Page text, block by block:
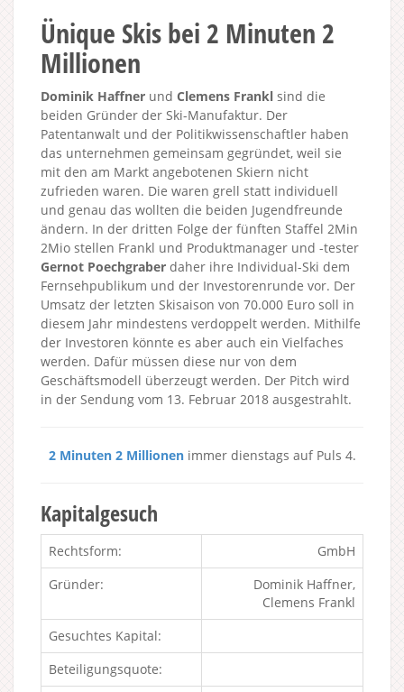
Ünique Skis bei 2 Minuten 2
Millionen
Dominik Haffner und Clemens Frankl sind die
beiden Gründer der Ski-Manufaktur. Der
Patentanwalt und der Politikwissenschaftler haben
das unternehmen gemeinsam gegründet, weil sie
mit den am Markt angebotenen Skiern nicht
zufrieden waren. Die waren grell statt individuell
und genau das wollten die beiden Jugendfreunde
ändern. In der dritten Folge der fünften Staffel 2Min
2Mio stellen Frankl und Produktmanager und -tester
Gernot Poechgraber daher ihre Individual-Ski dem
Fernsehpublikum und der Investorenrunde vor. Der
Umsatz der letzten Skisaison von 70.000 Euro soll in
diesem Jahr mindestens verdoppelt werden. Mithilfe
der Investoren könnte es aber auch ein Vielfaches
werden. Dafür müssen diese nur von dem
Geschäftsmodell überzeugt werden. Der Pitch wird
in der Sendung vom 13. Februar 2018 ausgestrahlt.
2 Minuten 2 Millionenimmer dienstags auf Puls 4.
Kapitalgesuch
Rechtsform:
GmbH
Gründer:
Dominik Haffner,
Clemens Frankl
Gesuchtes Kapital:
Beteiligungsquote: